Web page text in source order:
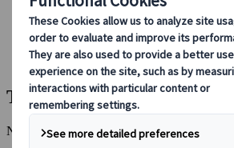
Japanspecialist
Reiseziele
Alle Reiseziele
Tokio
Tokio
Neonlichter, Traditionen und alles dazwischen